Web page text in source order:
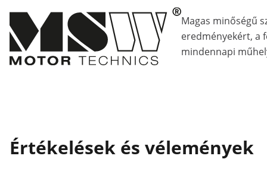
Magas minőségű
eredményekért, a
mindennapi
Értékelések és vélemények